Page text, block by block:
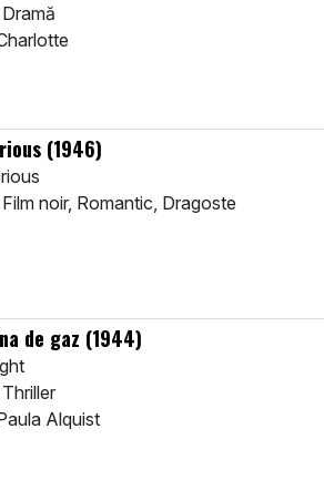
(1946)
noir, Romantic, Dragoste
de gaz (1944)
Alquist